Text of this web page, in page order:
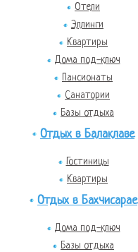
Отели
Эллинги
Квартиры
Дома под-ключ
Пансионаты
Санатории
Базы отдыха
Отдых в Балаклаве
Гостиницы
Квартиры
Отдых в Бахчисарае
Дома под-ключ
Базы отдыха